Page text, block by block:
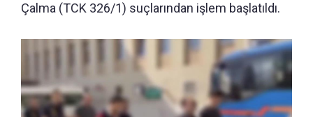
Çalma (TCK 326/1) suçlarından işlem başlatıldı.